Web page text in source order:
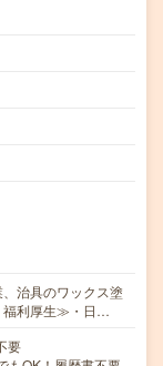
治具のワックス塗
福利厚生≫・日…
要